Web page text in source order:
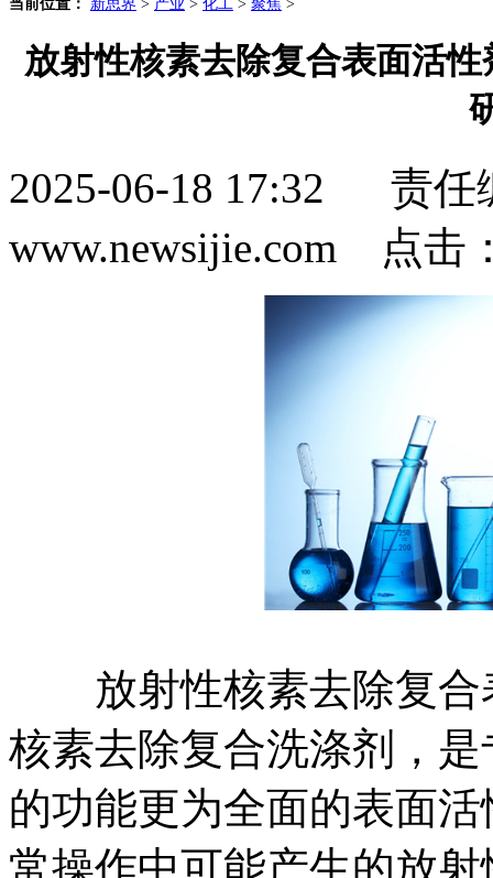
当前位置： 新思界 > 产业 > 化工 > 聚焦 >
放射性核素去除复合表面活
2025-06-18 17:32 责
www.newsijie.com 点击
放射性核素去除复合
核素去除复合洗涤剂，
的功能更为全面的表面
常操作中可能产生的放